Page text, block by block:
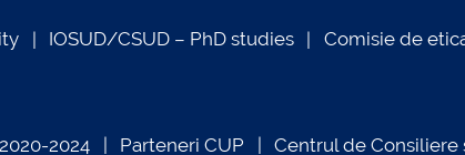
IOSUD/CSUD – PhD studies Comisie de
2024 Parteneri CUP Centrul de Consiliere